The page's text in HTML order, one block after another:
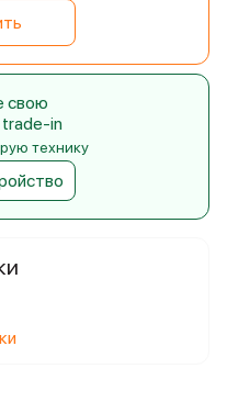
свою
trade-in
технику